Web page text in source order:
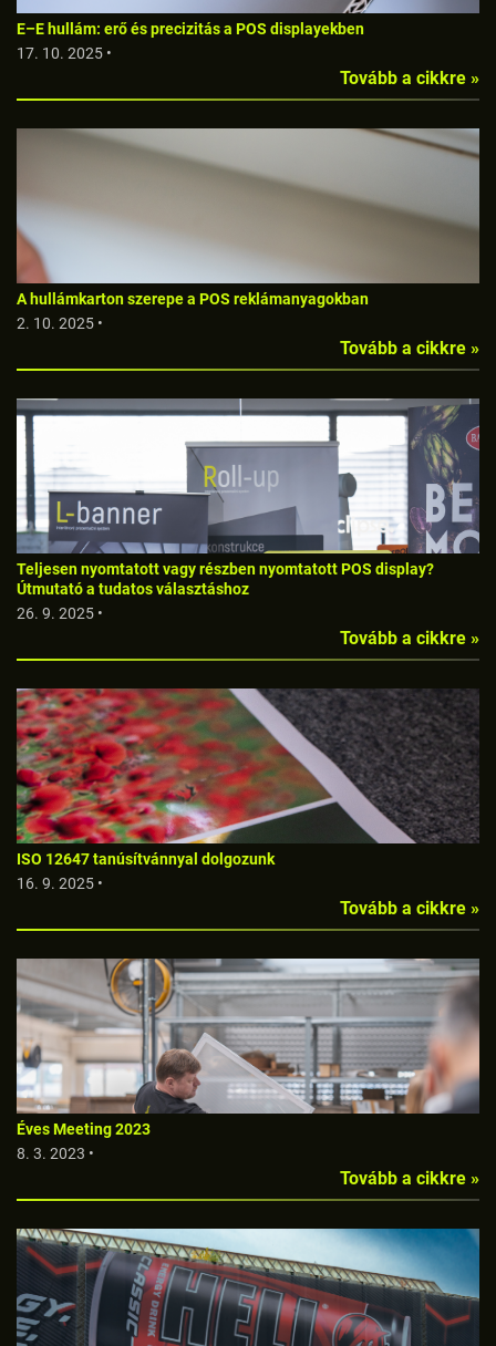
E–E hullám: erő és precizitás a POS displayekben
17. 10. 2025 •
Tovább a cikkre »
A hullámkarton szerepe a POS reklámanyagokban
2. 10. 2025 •
Tovább a cikkre »
Teljesen nyomtatott vagy részben nyomtatott POS display?
Útmutató a tudatos választáshoz
26. 9. 2025 •
Tovább a cikkre »
ISO 12647 tanúsítvánnyal dolgozunk
16. 9. 2025 •
Tovább a cikkre »
Éves Meeting 2023
8. 3. 2023 •
Tovább a cikkre »